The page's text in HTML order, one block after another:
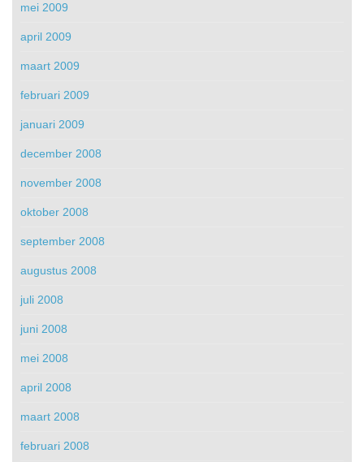
mei 2009
april 2009
maart 2009
februari 2009
januari 2009
december 2008
november 2008
oktober 2008
september 2008
augustus 2008
juli 2008
juni 2008
mei 2008
april 2008
maart 2008
februari 2008